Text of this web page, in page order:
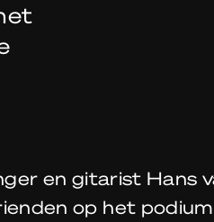
en gitarist Hans
op het podium